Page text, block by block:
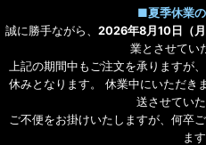
■夏季休業
誠に勝手ながら、 2026年8月10日（
業とさせてい
上記の期間中もご注文を承りますが
休みとなります。 休業中にいただき
送させていた
ご不便をお掛けいたしますが、何卒
ます